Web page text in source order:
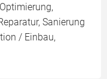
Sanierung
/ Einbau,